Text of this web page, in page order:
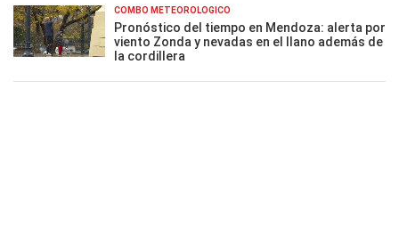
COMBO METEOROLÓGICO
Pronóstico del tiempo en Mendoza: alerta por
viento Zonda y nevadas en el llano además de
la cordillera